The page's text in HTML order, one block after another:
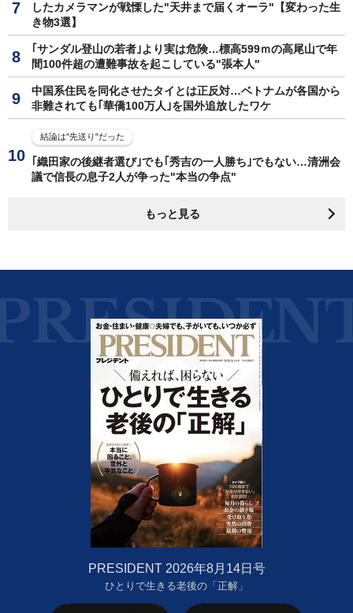
したカメラマンが戦慄した"天井まで届くオーラ"【変わった生
き物3選】
｢サンダル登山の若者｣より実は危険…標高599ｍの高尾山で年
間100件超の遭難事故を起こしている"張本人"
中国系住民を同化させたタイとは正反対…ベトナムが各国から
非難されても｢華僑100万人｣を国外追放したワケ
結論は"先送り"だった
｢織田家の後継者選び｣でも｢秀吉の一人勝ち｣でもない…清洲会
議で信長の息子2人が争った"本当の争点"
もっと見る
PRESIDENT 2026年8月14日号
ひとりで生きる老後の「正解」